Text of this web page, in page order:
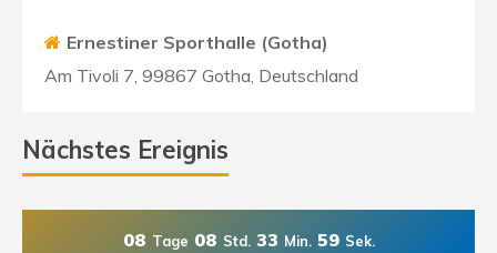
Ernestiner Sporthalle (Gotha)
Am Tivoli 7, 99867 Gotha, Deutschland
Nächstes Ereignis
08 Tage 08 Std. 33 Min. 59 Sek.